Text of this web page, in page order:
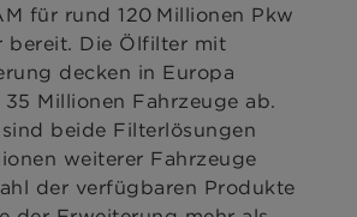
für rund 120 Millionen Pkw
bereit. Die Ölfilter mit
decken in Europa
Millionen Fahrzeuge ab.
beide Filterlösungen
weiterer Fahrzeuge
der verfügbaren Produkte